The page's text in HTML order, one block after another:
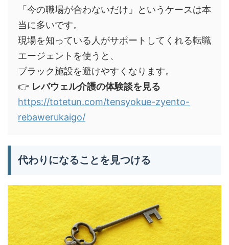
「今の職場が合わないだけ」というケースは本
当に多いです。
現場を知っている人がサポートしてくれる転職
エージェントを使うと、
ブラック施設を避けやすくなります。
👉 レバウェル介護の体験談を見る
https://totetun.com/tensyokue-zyento-
rebawerukaigo/
代わりになることを見つける